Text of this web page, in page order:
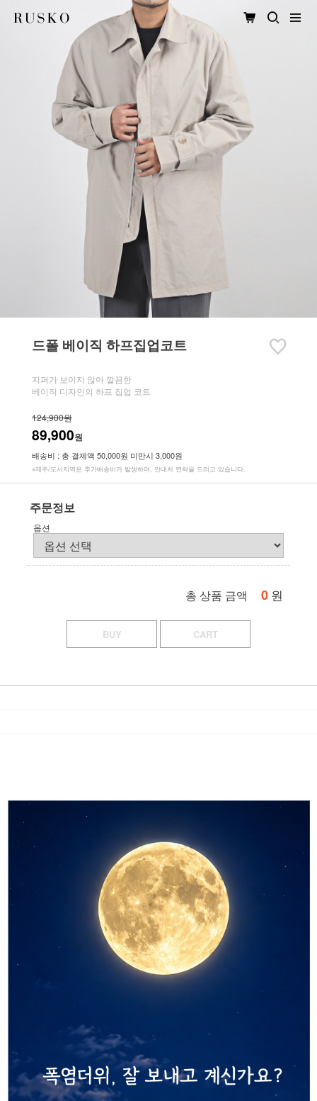
드폴 베이직 하프집업코트
지퍼가 보이지 않아 깔끔한
베이직 디자인의 하프 집업 코트
124,900원
89,900원
배송비 : 총 결제액 50,000원 미만시 3,000원
※제주/도서지역은 추가배송비가 발생하며, 안내차 연락을 드리고 있습니다.
주문정보
옵션
총 상품 금액 0 원
BUY CART